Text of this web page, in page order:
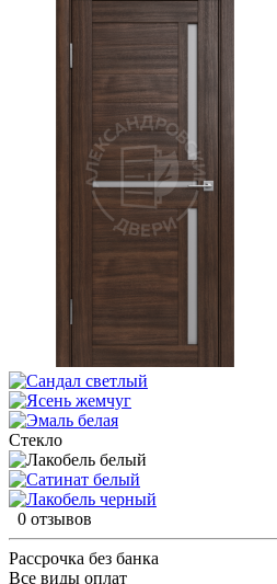
Стекло
0 отзывов
Рассрочка без банка
Все виды оплат